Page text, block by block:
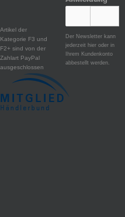
Artikel der
Kategorie F3 und
F2+ sind von der
Zahlart PayPal
ausgeschlossen
Der Newsletter kann
jederzeit hier oder in
Ihrem Kundenkonto
abbestellt werden.